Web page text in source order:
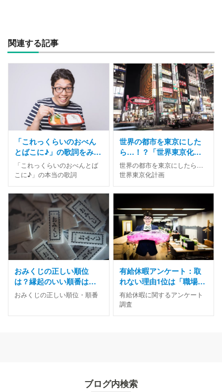
関連する記事
「これっくらいのおべん
とばこに♪」の歌詞をみん
な勘違いしてるって本
当？
「これっくらいのおべんとば
こに♪」の本当の歌詞
世界の都市を東京にした
ら…！？「世界東京化計
画」が面白い
世界の都市を東京にしたら…
世界東京化計画
おみくじの正しい順位
は？縁起のいい順番は
「大吉＞吉＞中吉＞小吉
おみくじの正しい順位・順番
有給休暇アンケート：取
れない理由1位は「職場に
休める空気がない」
有給休暇に関するアンケート
調査
ブログ内検索